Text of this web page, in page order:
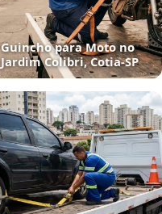
Guincho para Moto no
Jardim Colibri, Cotia‑SP